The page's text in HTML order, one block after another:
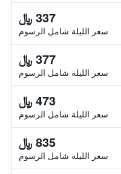
337 ﷼
سعر الليلة شامل الرسوم
377 ﷼
سعر الليلة شامل الرسوم
473 ﷼
سعر الليلة شامل الرسوم
835 ﷼
سعر الليلة شامل الرسوم